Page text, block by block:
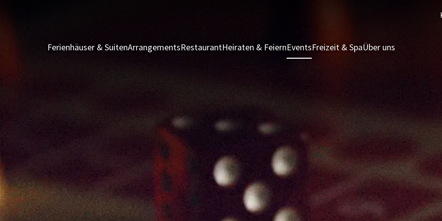
Ferienhäuser & SuitenArrangementsRestaurantHeiraten & FeiernEventsFreizeit & SpaÜber uns